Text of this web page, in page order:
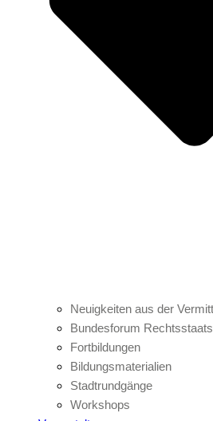
Neuigkeiten aus der
Bundesforum
Fortbildungen
Bildungsmaterialien
Stadtrundgänge
Workshops